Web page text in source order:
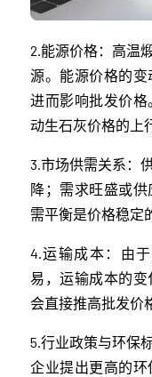
2.能源价格：高温
源。能源价格的变
进而影响批发价
动生石灰价格的上
3.市场供需关系：
降；需求旺盛或
需平衡是价格稳定
4.运输成本：由
易，运输成本的
会直接推高批发价
5.行业政策与环保
企业提出更高的